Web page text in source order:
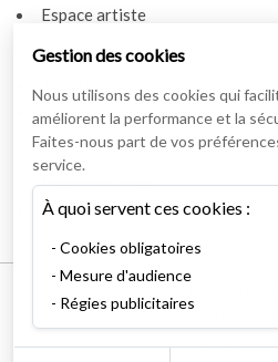
Espace artiste
Actualités
Actualités
Vidéos
Interviews
Nos interviews
Lexique
Conditions
Gestion des cookies
Nous utilisons des cookies qui
améliorent la performance et la
Faites-nous part de vos
service.
À quoi servent ces cookies :
Cookies obligatoires
Mesure d'audience
Régies publicitaires